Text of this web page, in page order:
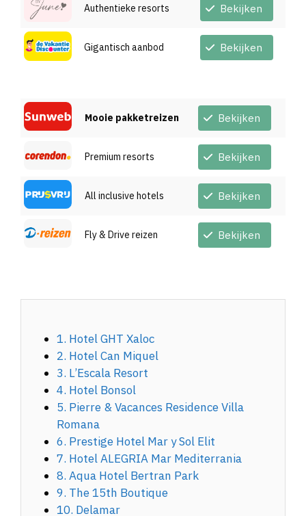
Authentieke resorts Bekijken
Gigantisch aanbod Bekijken
Mooie pakketreizen Bekijken
Premium resorts Bekijken
All inclusive hotels Bekijken
Fly & Drive reizen Bekijken
1. Hotel GHT Xaloc
2. Hotel Can Miquel
3. L’Escala Resort
4. Hotel Bonsol
5. Pierre & Vacances Residence Villa
Romana
6. Prestige Hotel Mar y Sol Elit
7. Hotel ALEGRIA Mar Mediterrania
8. Aqua Hotel Bertran Park
9. The 15th Boutique
10. Delamar